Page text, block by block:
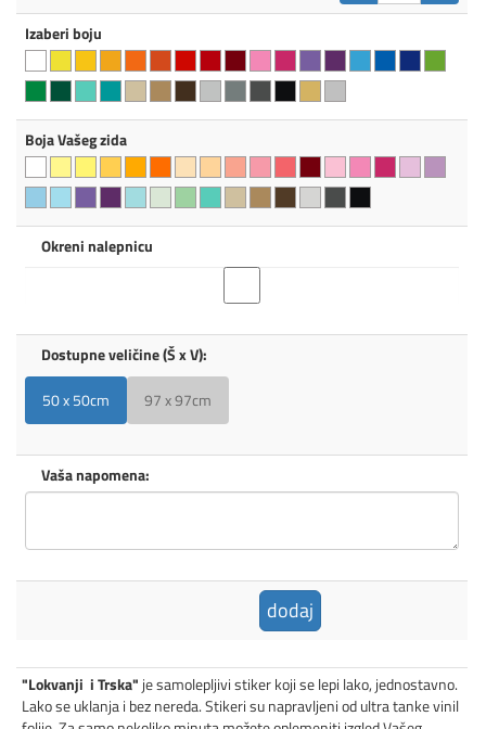
Izaberi boju
Boja Vašeg zida
Okreni nalepnicu
Dostupne veličine (Š x V):
50 x 50cm
97 x 97cm
Vaša napomena:
dodaj
"Lokvanji i Trska" je samolepljivi stiker koji se lepi lako, jednostavno.
Lako se uklanja i bez nereda. Stikeri su napravljeni od ultra tanke vinil